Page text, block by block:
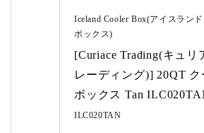
Iceland Cooler Box(アイスラン
ボックス)
[Curiace Trading(キュリ
レーディング)] 20QT ク
ボックス Tan
ILC020TAN